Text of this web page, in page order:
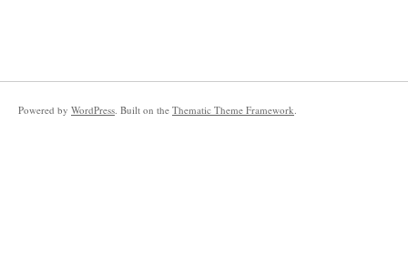
Powered by WordPress. Built on the Thematic Theme Framework.